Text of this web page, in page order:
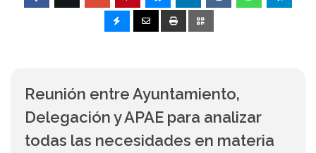
Reunión entre Ayuntamiento,
Delegación y APAE para analizar
todas las necesidades en materia